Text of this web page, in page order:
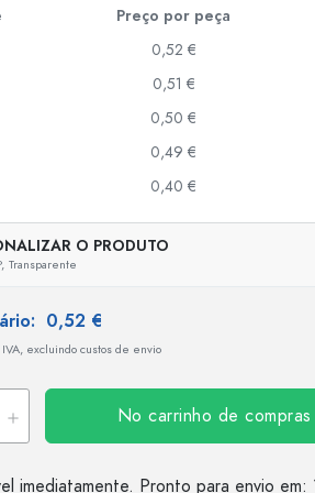
Preço por peça
0,52 €
0,51 €
0,50 €
0,49 €
0,40 €
O PRODUTO
Transparente
0,52 €
excluindo custos de envio
No carrinho de compras
imediatamente. Pronto para envio em: